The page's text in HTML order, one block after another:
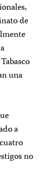
de
una
a
no